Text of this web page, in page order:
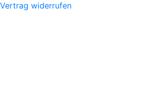
Vertrag widerrufen